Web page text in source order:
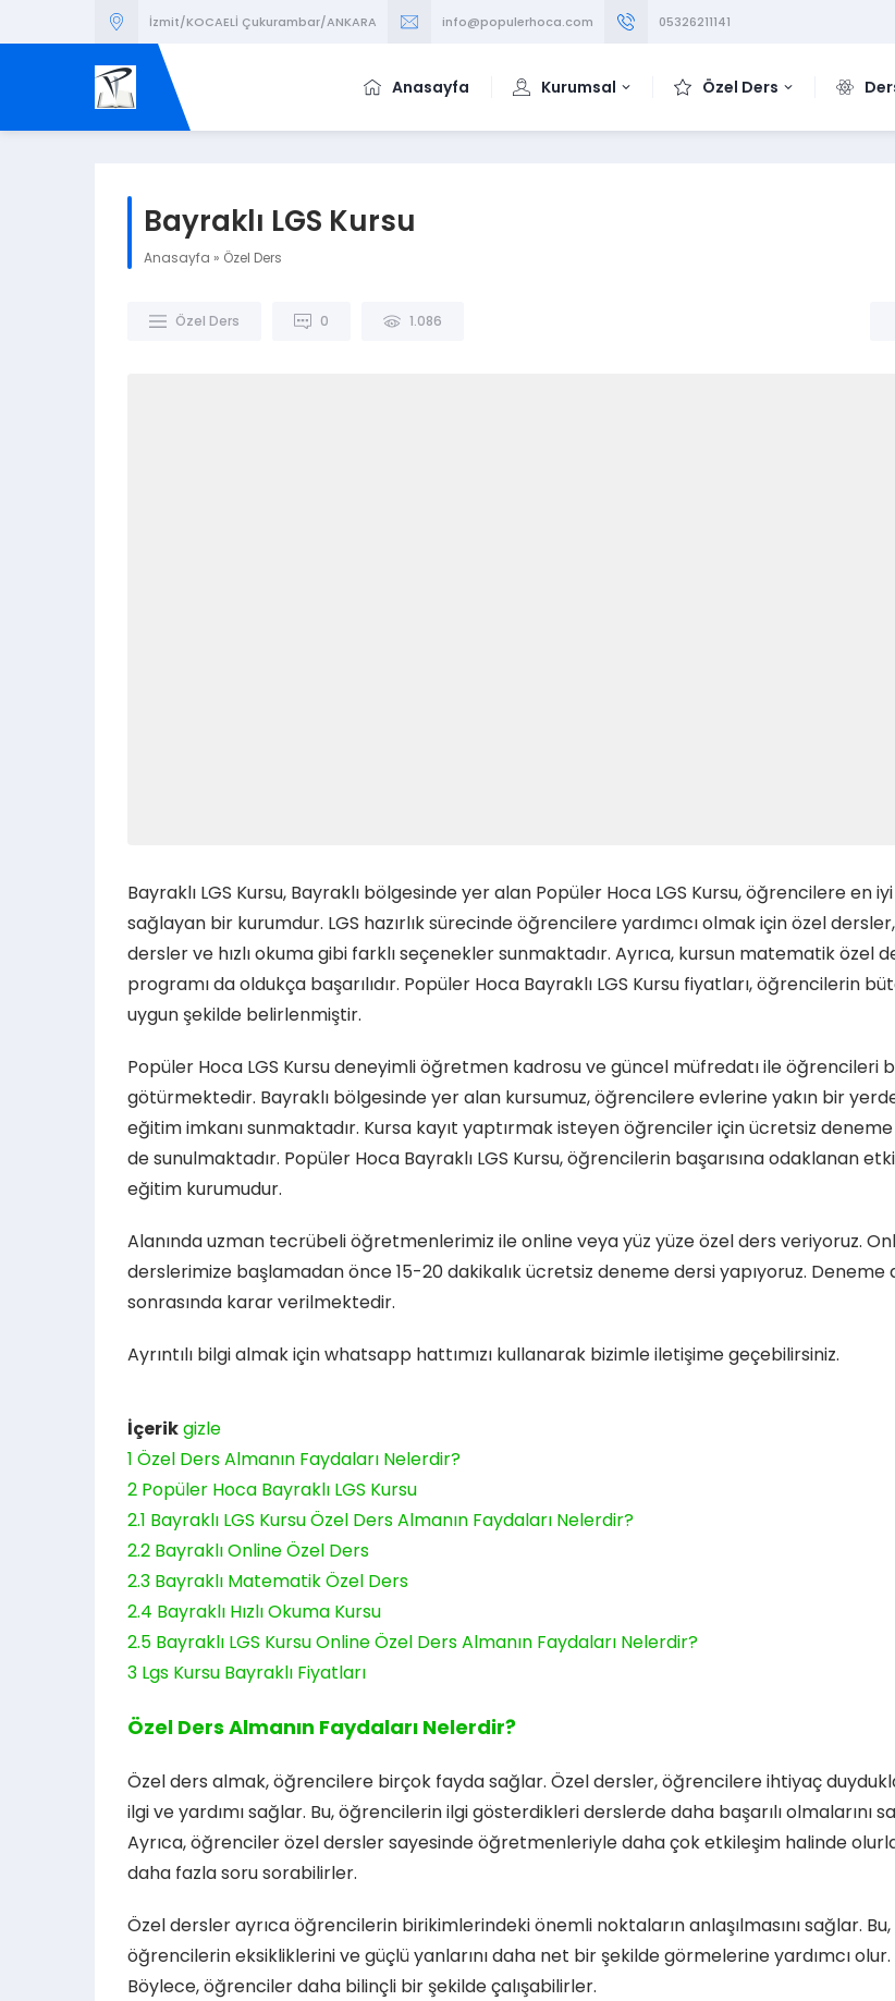
İzmit/KOCAELİ Çukurambar/ANKARA info@populerhoca.com 05326211141
Anasayfa Kurumsal Özel Ders
Bayraklı LGS Kursu
Anasayfa » Özel Ders
Özel Ders 0 1.086
Bayraklı LGS Kursu, Bayraklı bölgesinde yer alan Popüler Hoca LGS Kursu, öğrencilere en
sağlayan bir kurumdur. LGS hazırlık sürecinde öğrencilere yardımcı olmak için özel
dersler ve hızlı okuma gibi farklı seçenekler sunmaktadır. Ayrıca, kursun matematik özel
programı da oldukça başarılıdır. Popüler Hoca Bayraklı LGS Kursu fiyatları, öğrencilerin
uygun şekilde belirlenmiştir.
Popüler Hoca LGS Kursu deneyimli öğretmen kadrosu ve güncel müfredatı ile öğrencileri
götürmektedir. Bayraklı bölgesinde yer alan kursumuz, öğrencilere evlerine yakın bir
eğitim imkanı sunmaktadır. Kursa kayıt yaptırmak isteyen öğrenciler için ücretsiz
de sunulmaktadır. Popüler Hoca Bayraklı LGS Kursu, öğrencilerin başarısına odaklanan
eğitim kurumudur.
Alanında uzman tecrübeli öğretmenlerimiz ile online veya yüz yüze özel ders veriyoruz.
derslerimize başlamadan önce 15-20 dakikalık ücretsiz deneme dersi yapıyoruz. Deneme
sonrasında karar verilmektedir.
Ayrıntılı bilgi almak için whatsapp hattımızı kullanarak bizimle iletişime geçebilirsiniz.
İçerikgizle
1 Özel Ders Almanın Faydaları Nelerdir?
2 Popüler Hoca Bayraklı LGS Kursu
2.1 Bayraklı LGS Kursu Özel Ders Almanın Faydaları Nelerdir?
2.2 Bayraklı Online Özel Ders
2.3 Bayraklı Matematik Özel Ders
2.4 Bayraklı Hızlı Okuma Kursu
2.5 Bayraklı LGS Kursu Online Özel Ders Almanın Faydaları Nelerdir?
3 Lgs Kursu Bayraklı Fiyatları
Özel Ders Almanın Faydaları Nelerdir?
Özel ders almak, öğrencilere birçok fayda sağlar. Özel dersler, öğrencilere ihtiyaç
ilgi ve yardımı sağlar. Bu, öğrencilerin ilgi gösterdikleri derslerde daha başarılı olmalarını
Ayrıca, öğrenciler özel dersler sayesinde öğretmenleriyle daha çok etkileşim halinde
daha fazla soru sorabilirler.
Özel dersler ayrıca öğrencilerin birikimlerindeki önemli noktaların anlaşılmasını sağlar. Bu,
öğrencilerin eksikliklerini ve güçlü yanlarını daha net bir şekilde görmelerine yardımcı olur.
Böylece, öğrenciler daha bilinçli bir şekilde çalışabilirler.